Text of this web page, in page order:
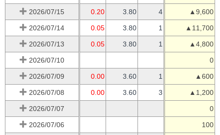
2026/07/15 0.20 3.80 4 ▲9,600
2026/07/14 0.05 3.80 1 ▲11,700
2026/07/13 0.05 3.80 1 ▲4,800
2026/07/10 0
2026/07/09 0.00 3.60 1 ▲600
2026/07/08 0.00 3.60 3 ▲1,200
2026/07/07 0
2026/07/06 100